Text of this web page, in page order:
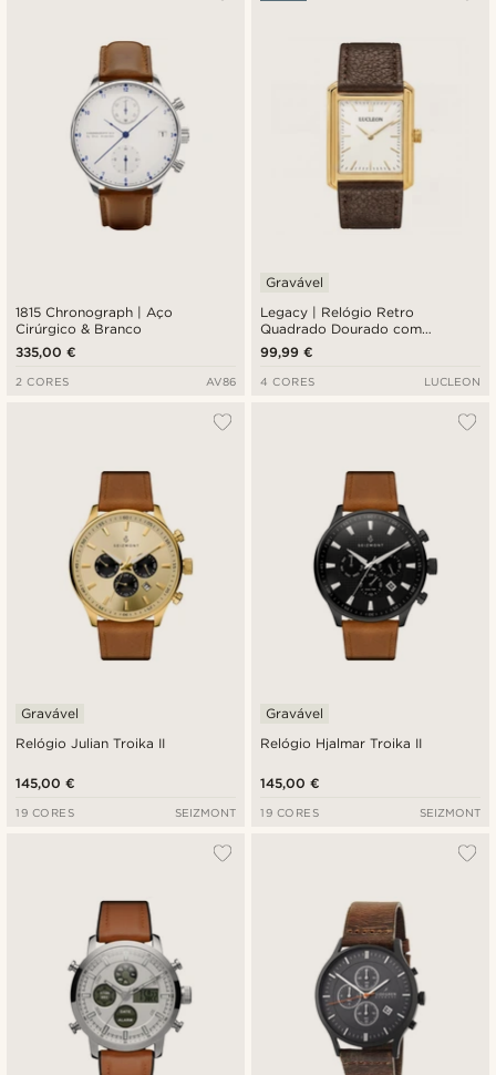
1815 Chronograph | Aço
Cirúrgico & Branco
335,00 €
2 CORES AV86
Legacy | Relógio Retro
Quadrado Dourado com
Mostrador Branco e Pulseira em
Pele Castanha-escura
Gravável
99,99 €
4 CORES LUCLEON
Relógio Julian Troika II
Gravável
145,00 €
19 CORES SEIZMONT
Relógio Hjalmar Troika II
Gravável
145,00 €
19 CORES SEIZMONT